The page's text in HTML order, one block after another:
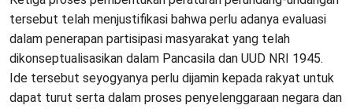
tersebut telah menjustifikasi bahwa perlu adanya evaluasi
dalam penerapan partisipasi masyarakat yang telah
dikonseptualisasikan dalam Pancasila dan UUD NRI 1945.
Ide tersebut seyogyanya perlu dijamin kepada rakyat untuk
dapat turut serta dalam proses penyelenggaraan negara dan